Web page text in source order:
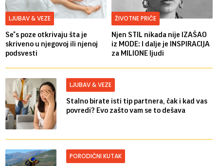
LJUBAV & VEZE
Se*s poze otkrivaju šta je
skriveno u njegovoj ili njenoj
podsvesti
ŽIVOTNE PRIČE
Njen STIL nikada nije IZAŠAO
iz MODE: I dalje je INSPIRACIJA
za MILIONE ljudi
LJUBAV & VEZE
Stalno birate isti tip partnera, čak i kad vas
povredi? Evo zašto vam se to dešava
PORODIČNI KUTAK